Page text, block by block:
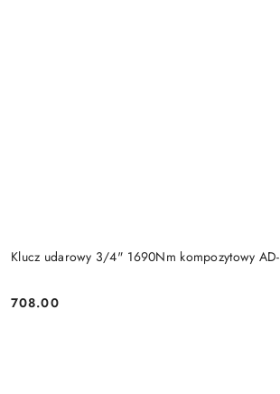
Klucz udarowy 3/4" 1690Nm kompozytowy
Cena:
708.00